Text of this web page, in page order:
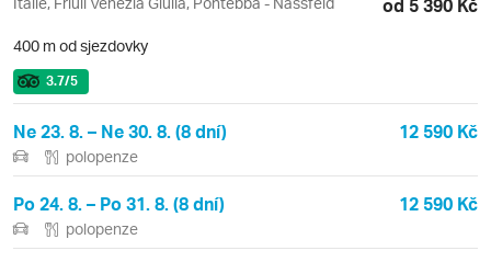
od 5 390 Kč
400 m od sjezdovky
3.7/5
Ne 23. 8. – Ne 30. 8. (8 dní) 12 590 Kč
polopenze
Po 24. 8. – Po 31. 8. (8 dní) 12 590 Kč
polopenze